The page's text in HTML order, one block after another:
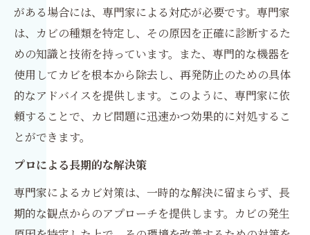
がある場合には、専門家による対応が必要です。専門家
は、カビの種類を特定し、その原因を正確に診断するた
めの知識と技術を持っています。また、専門的な機器を
使用してカビを根本から除去し、再発防止のための具体
的なアドバイスを提供します。このように、専門家に依
頼することで、カビ問題に迅速かつ効果的に対処するこ
とができます。
プロによる長期的な解決策
専門家によるカビ対策は、一時的な解決に留まらず、長
期的な観点からのアプローチを提供します。カビの発生